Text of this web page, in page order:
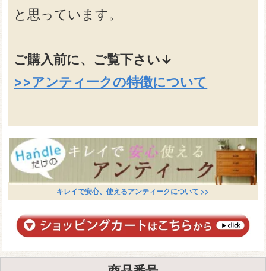
と思っています。
ご購入前に、ご覧下さい↓
>>アンティークの特徴について
キレイで安心、使えるアンティークについて >>